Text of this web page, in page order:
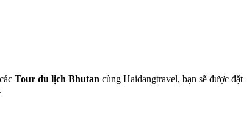
Tour du lịch Bhutan cùng Haidangtravel, bạn sẽ được đặt